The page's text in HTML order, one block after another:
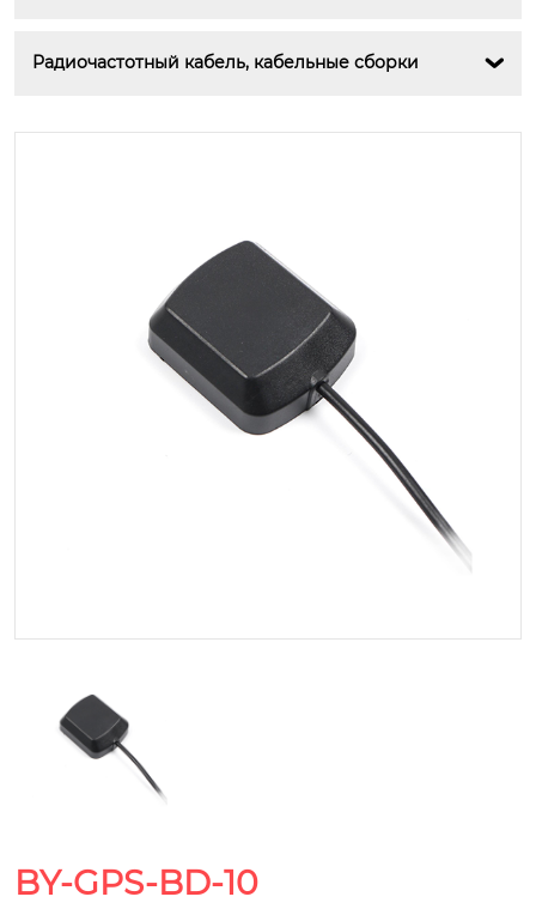
Радиочастотный кабель, кабельные сборки 
BY-GPS-BD-10